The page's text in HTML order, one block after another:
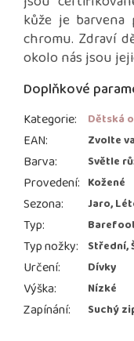
kůže je
chromu. Zdraví
okolo nás jsou
Doplňkové
Kategorie: Dětská
EAN: Zvolte
Barva: Světle
Provedení: Kožené
Sezona: Jaro,
Typ:
Typ nožky: Střední,
Určení: Dívky
Výška: Nízké
Zapínání: Suchý